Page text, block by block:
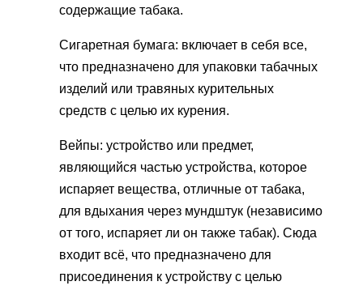
содержащие табака.
Сигаретная бумага: включает в себя все,
что предназначено для упаковки табачных
изделий или травяных курительных
средств с целью их курения.
Вейпы: устройство или предмет,
являющийся частью устройства, которое
испаряет вещества, отличные от табака,
для вдыхания через мундштук (независимо
от того, испаряет ли он также табак). Сюда
входит всё, что предназначено для
присоединения к устройству с целью